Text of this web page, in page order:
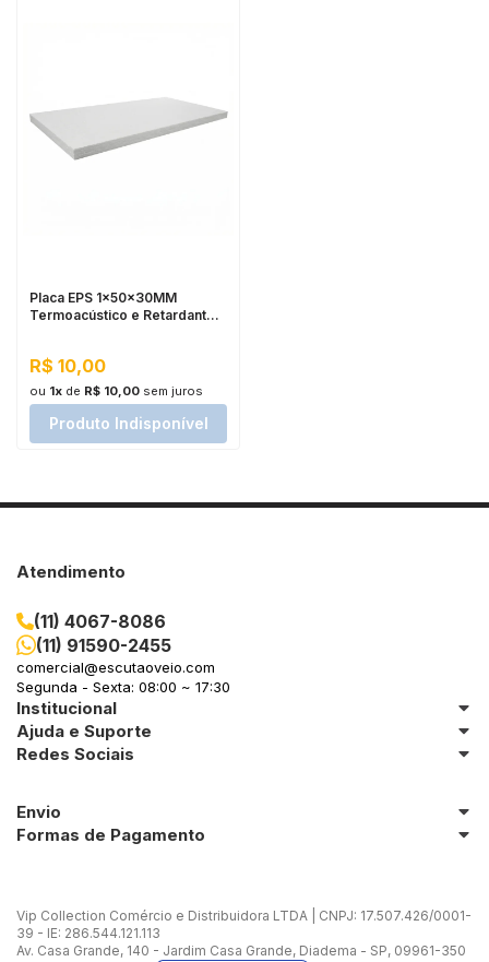
Placa EPS 1x50x30MM
Termoacústico e Retardante
R$ 10,00
ou 1xde R$ 10,00 sem juros
Produto Indisponível
Atendimento
(11) 4067-8086
(11) 91590-2455
comercial@escutaoveio.com
Segunda - Sexta: 08:00 ~ 17:30
Institucional
Ajuda e Suporte
Redes Sociais
Envio
Formas de Pagamento
Vip Collection Comércio e Distribuidora LTDA | CNPJ: 17.507.426/0001-
39 - IE: 286.544.121.113
Av. Casa Grande, 140 - Jardim Casa Grande, Diadema - SP, 09961-350